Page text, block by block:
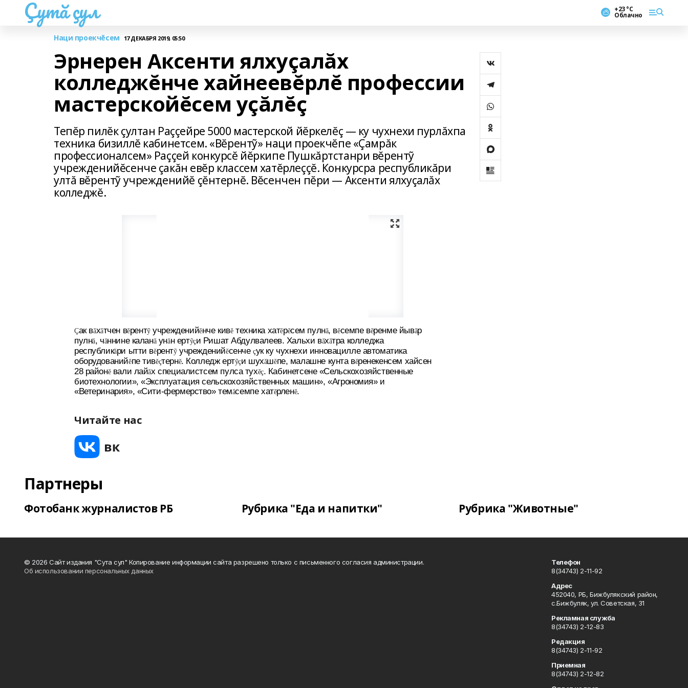
Çутă çул +23 °С
Облачно
Наци проекчĕсем 17 ДЕКАБРЯ 2019, 05:50
Эрнерен Аксенти ялхуçалăх
колледжĕнче хайнеевĕрлĕ профессии
мастерскойĕсем уçăлĕç
Тепĕр пилĕк çултан Раççейре 5000 мастерской йĕркелĕç — ку чухнехи пурлăхпа
техника бизиллĕ кабинетсем. «Вĕрентỹ» наци проекчĕпе «Çамрăк
профессионалсем» Раççей конкурсĕ йĕркипе Пушкăртстанри вĕрентỹ
учрежденийĕсенче çакăн евĕр классем хатĕрлеççĕ. Конкурсра республикăри
ултă вĕрентỹ учрежденийĕ çĕнтернĕ. Вĕсенчен пĕри — Аксенти ялхуçалăх
колледжĕ.
Çак вăхăтчен вĕрентỹучрежденийĕнче кивĕтехника хатĕрĕсем пулнă, вĕсемпе вĕренме йывăр
пулнă, чăннине каланăунăн ертỹçи Ришат Абдулвалеев. Хальхи вăхăтра колледжа
республикăри ытти вĕрентỹучрежденийĕсенчеçук ку чухнехи инновацилле автоматика
оборудованийĕпе тивĕçтернĕ. Колледж ертỹçи шухăшĕпе, малашне кунта вĕренекенсем хайсен
28 районĕвали лайăх специалистсем пулса тухĕç. Кабинетсене «Сельскохозяйственные
биотехнологии», «Эксплуатация сельскохозяйственных машин», «Агрономия» и
«Ветеринария», «Сити-фермерство» темăсемпе хатĕрленĕ.
Читайте нас
Партнеры
Фотобанк журналистов РБ Рубрика "Еда и напитки" Рубрика "Животные"
© 2026 Сайт издания "Сута сул" Копирование информации сайта разрешено только с письменного согласия администрации.
Об использовании персональных данных
Телефон
8(34743) 2-11-92
Адрес
452040, РБ, Бижбулякский район,
с.Бижбуляк, ул. Советская, 31
Рекламная служба
8(34743) 2-12-83
Редакция
8(34743) 2-11-92
Приемная
8(34743) 2-12-82